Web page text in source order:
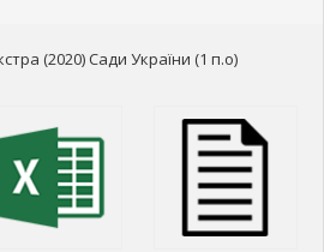
(2020) Сади України (1 п.о)